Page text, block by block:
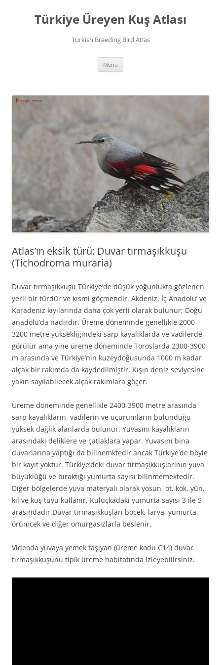
Türkiye Üreyen Kuş Atlası
Turkish Breeding Bird Atlas
Menü
Atlas’ın eksik türü: Duvar tırmaşıkkuşu
(Tichodroma muraria)
Duvar tırmaşıkkuşu Türkiye’de düşük yoğunlukta gözlenen
yerli bir türdür ve kısmi göçmendir. Akdeniz, İç Anadolu’ ve
Karadeniz kıyılarında daha çok yerli olarak bulunur; Doğu
anadolu’da nadirdir. Üreme döneminde genellikle 2000-
3200 metre yüksekliğindeki sarp kayalıklarda ve vadilerde
görülür ama yine üreme döneminde Toroslarda 2300-3900
m arasında ve Türkiye’nin kuzeydoğusunda 1000 m kadar
alçak bir rakımda da kaydedilmiştir. Kışın deniz seviyesine
yakın sayılabilecek alçak rakımlara göçer.
Üreme döneminde genellikle 2400-3900 metre arasında
sarp kayalıkların, vadilerin ve uçurumların bulunduğu
yüksek dağlık alanlarda bulunur. Yuvasını kayalıkların
arasındaki deliklere ve çatlaklara yapar. Yuvasını bina
duvarlarına yaptığı da bilinemktedir ancak Türkiye’de böyle
bir kayıt yoktur. Türkiye’deki duvar tırmaşıkkuşlarının yuva
büyüklüğü ve bıraktığı yumurta sayısı bilinmemektedir.
Diğer bölgelerde yuva materyali olarak yosun, ot, kök, yün,
kıl ve kuş tüyü kullanır. Kuluçkadaki yumurta sayısı 3 ile 5
arasındadır.Duvar tırmaşıkkuşları böcek, larva, yumurta,
örümcek ve diğer omurgasızlarla beslenir.
Videoda yuvaya yemek taşıyan (üreme kodu C14) duvar
tırmaşıkkuşunu tipik üreme habitatında izleyebilirsiniz.